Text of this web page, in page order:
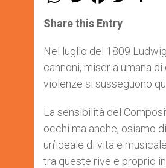
t
s
p
p
s
e
g
e
r
e
b
o
k
r
Share this Entry
Nel luglio del 1809
cannoni, miseria umana
violenze si susseguono
La sensibilità del
occhi ma anche, osiamo
un’ideale di vita e
tra queste rive e proprio